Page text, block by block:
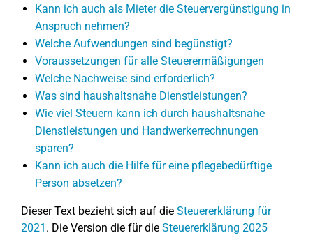
Kann ich auch als Mieter die Steuervergünstigung in
Anspruch nehmen?
Welche Aufwendungen sind begünstigt?
Voraussetzungen für alle Steuerermäßigungen
Welche Nachweise sind erforderlich?
Was sind haushaltsnahe Dienstleistungen?
Wie viel Steuern kann ich durch haushaltsnahe
Dienstleistungen und Handwerkerrechnungen
sparen?
Kann ich auch die Hilfe für eine pflegebedürftige
Person absetzen?
Dieser Text bezieht sich auf die Steuererklärung für
2021 . Die Version die für die Steuererklärung 2025